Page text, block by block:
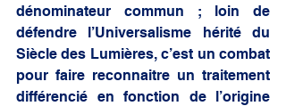
dénominateur commun ; loin de
défendre l’Universalisme hérité du
Siècle des Lumières, c’est un combat
pour faire reconnaitre un traitement
différencié en fonction de l’origine